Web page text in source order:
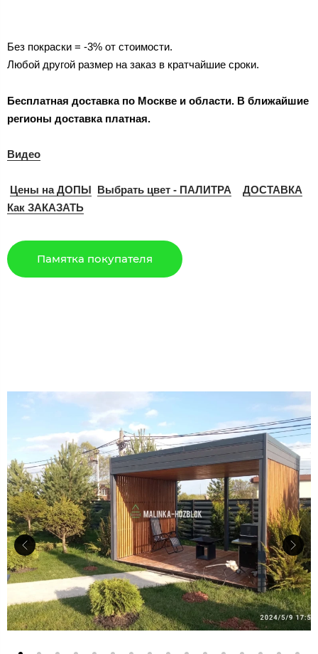
Без покраски = -3% от стоимости.
Любой другой размер на заказ в кратчайшие сроки.
Бесплатная доставка по Москве и области. В ближайшие
регионы доставка платная.
Видео
Цены на ДОПЫ Выбрать цвет - ПАЛИТРА
ДОСТАВКА
Как ЗАКАЗАТЬ
Памятка покупателя